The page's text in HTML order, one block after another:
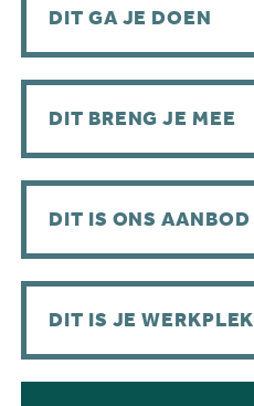
DIT GA JE DOEN
DIT BRENG JE MEE
DIT IS ONS AANBOD
DIT IS JE WERKPLEK